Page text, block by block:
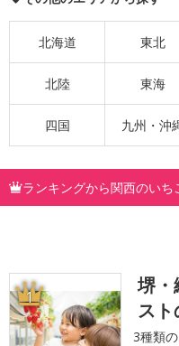
北海道 東北
北陸 東海
四国 九州・沖
ランキングから関西のい
1
堺・
ス
3種類